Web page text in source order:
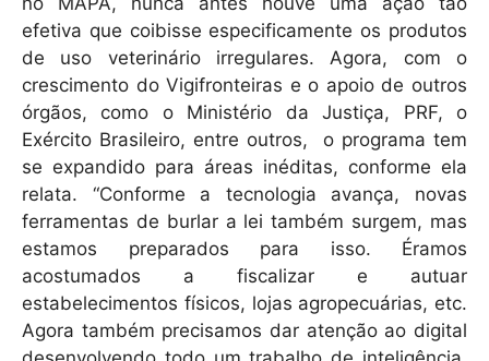
efetiva que coibisse especificamente os produtos
de uso veterinário irregulares. Agora, com o
crescimento do Vigifronteiras e o apoio de outros
órgãos, como o Ministério da Justiça, PRF, o
Exército Brasileiro, entre outros, o programa tem
se expandido para áreas inéditas, conforme ela
relata. “Conforme a tecnologia avança, novas
ferramentas de burlar a lei também surgem, mas
estamos preparados para isso. Éramos
acostumados a fiscalizar e autuar
estabelecimentos físicos, lojas agropecuárias, etc.
Agora também precisamos dar atenção ao digital